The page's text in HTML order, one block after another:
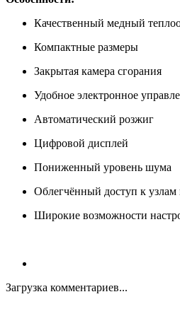
Качественный медный
Компактные размеры
Закрытая камера сгорания
Удобное электронное
Автоматический розжиг
Цифровой дисплей
Пониженный уровень шума
Облегчённый доступ к
Широкие возможности
Загрузка комментариев...